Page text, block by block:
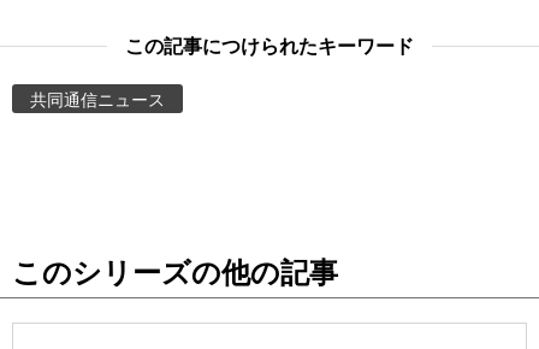
東京
この記事につけられたキーワード
共同通信ニュース
このシリーズの他の記事